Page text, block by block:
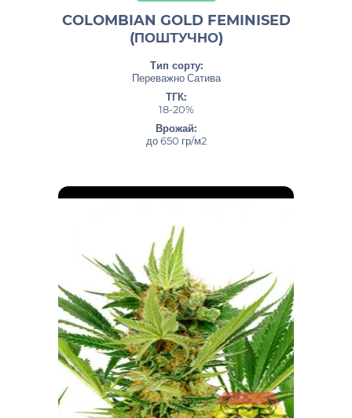
COLOMBIAN GOLD FEMINISED
(ПОШТУЧНО)
Тип сорту:
Переважно Сатива
ТГК:
18-20%
Врожай:
до 650 гр/м2